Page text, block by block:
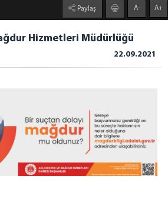
Paylaş A- A+
Hizmetleri Müdürlüğü
22.09.2021